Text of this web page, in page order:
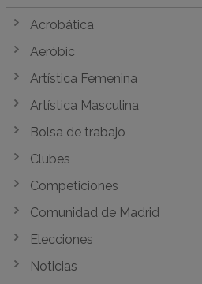
Acrobática
Aeróbic
Artística Femenina
Artística Masculina
Bolsa de trabajo
Clubes
Competiciones
Comunidad de Madrid
Elecciones
Noticias